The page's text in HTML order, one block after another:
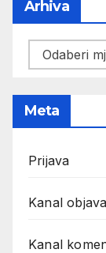
Arhiva
Arhiva
Meta
Prijava
Kanal objava
Kanal